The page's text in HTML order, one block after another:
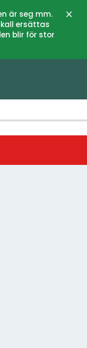
är seg mm.
ersättas
blir för stor